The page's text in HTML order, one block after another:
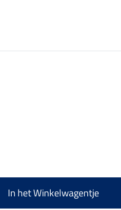
In het Winkelwagentje